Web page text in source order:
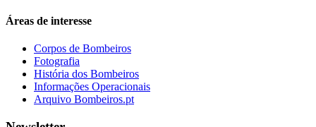
Áreas de interesse
Corpos de Bombeiros
Fotografia
História dos Bombeiros
Informações Operacionais
Arquivo Bombeiros.pt